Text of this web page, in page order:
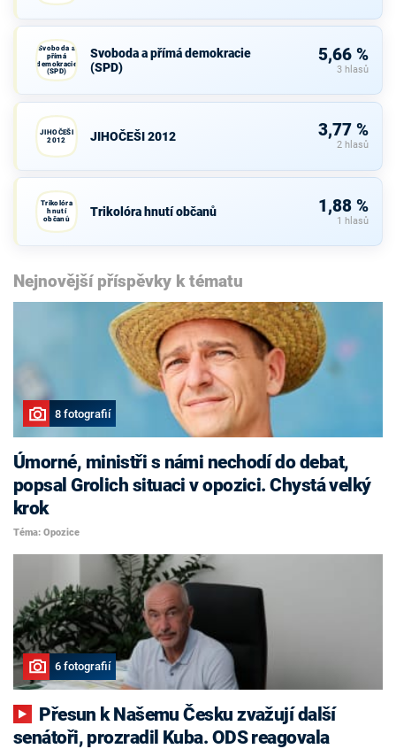
Svoboda a
přímá
demokracie
(SPD)
Svoboda a přímá demokracie
(SPD)
5,66 %
3 hlasů
JIHOČEŠI
2012
JIHOČEŠI 2012 3,77 %
2 hlasů
Trikolóra
hnutí
občanů
Trikolóra hnutí občanů 1,88 %
1 hlasů
Nejnovější příspěvky k tématu
8 fotografií
Úmorné, ministři s námi nechodí do debat,
popsal Grolich situaci v opozici. Chystá velký
krok
Téma: Opozice
6 fotografií
senátoři, prozradil Kuba. ODS reagovala